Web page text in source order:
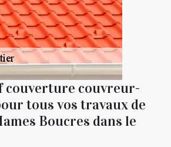
couverture couvreur-
tous vos travaux de
Boucres dans le